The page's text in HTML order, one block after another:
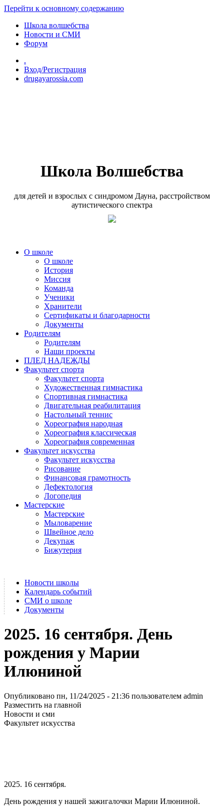
Перейти к основному содержанию
Школа волшебства
Новости и СМИ
Форум
.
Вход/Регистрация
drugayarossia.com
Школа Волшебства
для детей и взрослых с синдромом Дауна, расстройством
аутистического спектра
О школе
О школе
История
Миссия
Команда
Ученики
Хранители
Сертификаты и благодарности
Документы
Родителям
Родителям
Наши проекты
ПЛЕД НАДЕЖДЫ
Факультет спорта
Факультет спорта
Художественная гимнастика
Спортивная гимнастика
Двигательная реабилитация
Настольный теннис
Хореография народная
Хореография классическая
Хореография современная
Факультет искусства
Факультет искусства
Рисование
Финансовая грамотность
Дефектология
Логопедия
Мастерские
Мастерские
Мыловарение
Швейное дело
Декупаж
Бижутерия
Новости школы
Календарь событий
СМИ о школе
Документы
2025. 16 сентября. День
рождения у Марии
Илюниной
Опубликовано пн, 11/24/2025 - 21:36 пользователем admin
Разместить на главной
Новости и сми
Факультет искусства
2025. 16 сентября.
День рождения у нашей зажигалочки Марии Илюниной.